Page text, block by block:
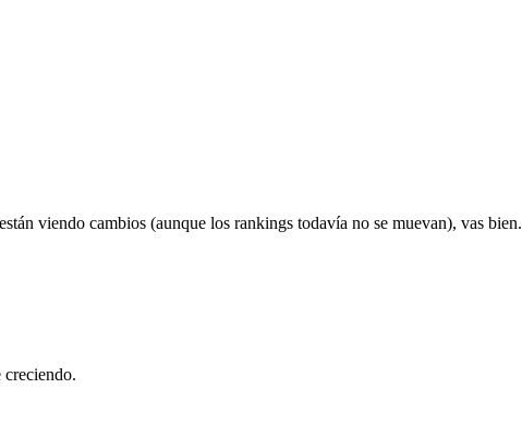
viendo cambios (aunque los rankings todavía no se muevan), vas bien.